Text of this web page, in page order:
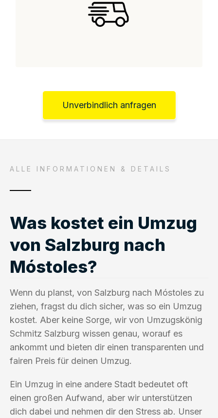
Unverbindlich anfragen
ALLE INFORMATIONEN & DETAILS
Was kostet ein Umzug
von Salzburg nach
Móstoles?
Wenn du planst, von Salzburg nach Móstoles zu
ziehen, fragst du dich sicher, was so ein Umzug
kostet. Aber keine Sorge, wir von Umzugskönig
Schmitz Salzburg wissen genau, worauf es
ankommt und bieten dir einen transparenten und
fairen Preis für deinen Umzug.
Ein Umzug in eine andere Stadt bedeutet oft
einen großen Aufwand, aber wir unterstützen
dich dabei und nehmen dir den Stress ab. Unser